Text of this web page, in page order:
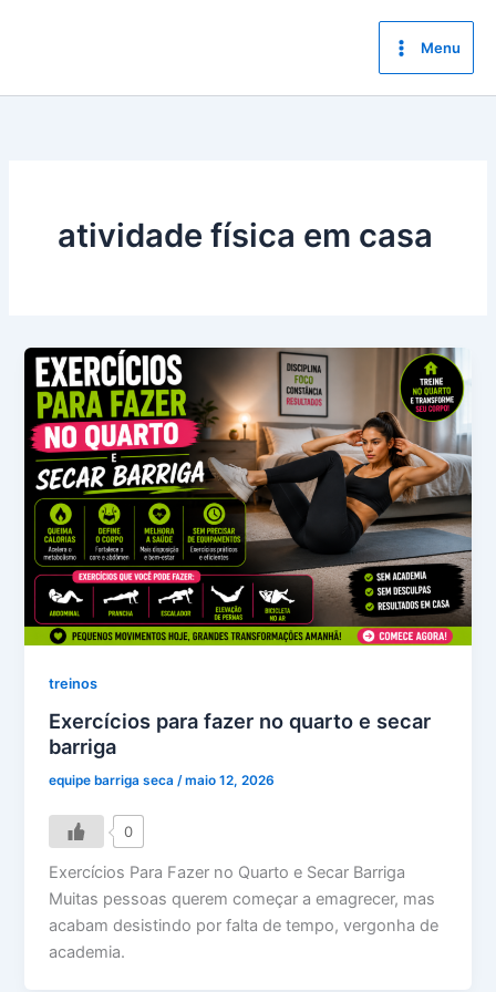
conteúdo
Menu
atividade física em casa
treinos
Exercícios para fazer no quarto e secar
barriga
equipe barriga seca/maio 12, 2026
0
Exercícios Para Fazer no Quarto e Secar Barriga
Muitas pessoas querem começar a emagrecer, mas
acabam desistindo por falta de tempo, vergonha de
academia.